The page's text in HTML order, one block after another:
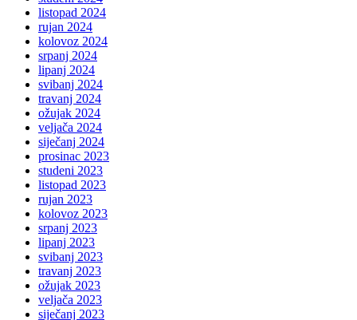
listopad 2024
rujan 2024
kolovoz 2024
srpanj 2024
lipanj 2024
svibanj 2024
travanj 2024
ožujak 2024
veljača 2024
siječanj 2024
prosinac 2023
studeni 2023
listopad 2023
rujan 2023
kolovoz 2023
srpanj 2023
lipanj 2023
svibanj 2023
travanj 2023
ožujak 2023
veljača 2023
siječanj 2023